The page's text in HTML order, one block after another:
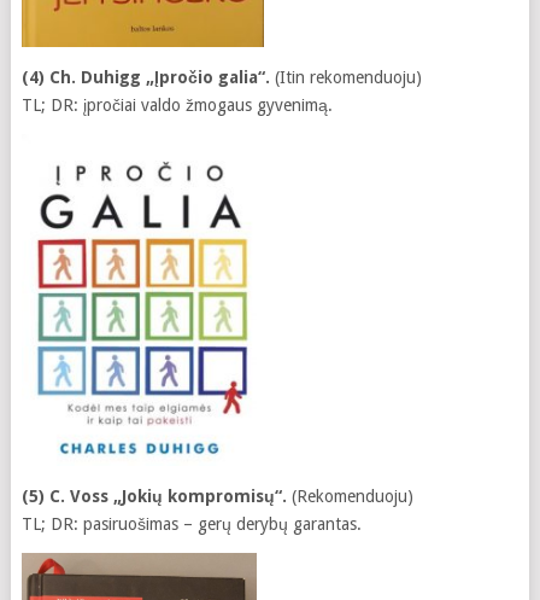
(4) Ch. Duhigg „Įpročio galia“. (Itin rekomenduoju)
TL; DR: įpročiai valdo žmogaus gyvenimą.
(5) C. Voss „Jokių kompromisų“. (Rekomenduoju)
TL; DR: pasiruošimas – gerų derybų garantas.